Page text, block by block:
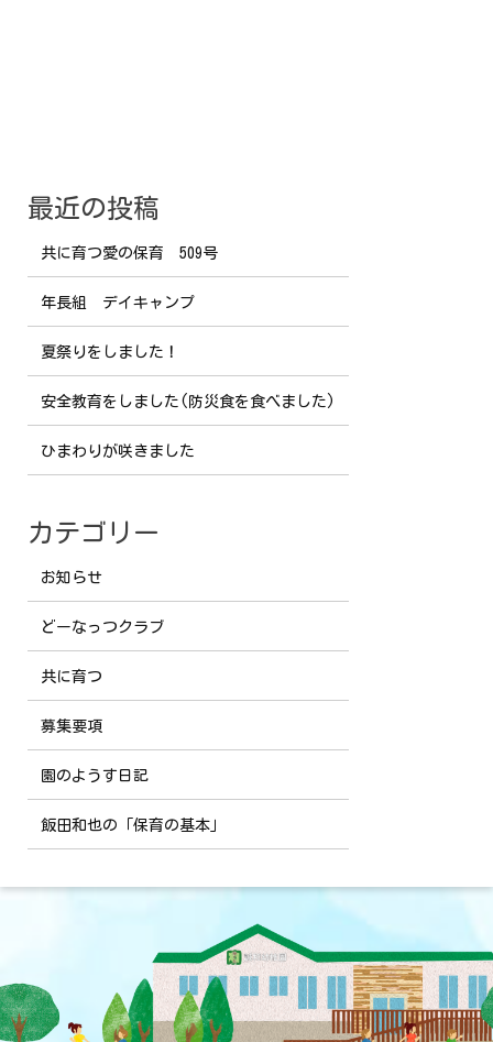
最近の投稿
共に育つ愛の保育 509号
年長組 デイキャンプ
夏祭りをしました！
安全教育をしました(防災食を食べました)
ひまわりが咲きました
カテゴリー
お知らせ
どーなっつクラブ
共に育つ
募集要項
園のようす日記
飯田和也の「保育の基本」
稿
ナ